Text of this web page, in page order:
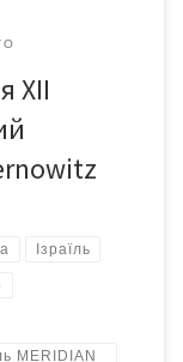
Ізраїль
MERIDIAN